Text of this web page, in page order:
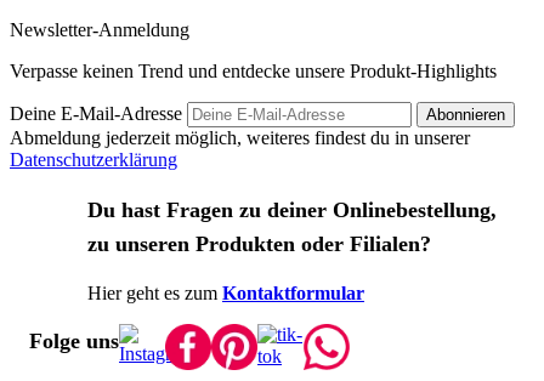
Newsletter-Anmeldung
Verpasse keinen Trend und entdecke unsere Produkt-Highlights
Deine E-Mail-Adresse Abonnieren
Abmeldung jederzeit möglich, weiteres findest du in unserer
Datenschutzerklärung
Du hast Fragen zu deiner Onlinebestellung,
zu unseren Produkten oder Filialen?
Hier geht es zum Kontaktformular
Folge uns